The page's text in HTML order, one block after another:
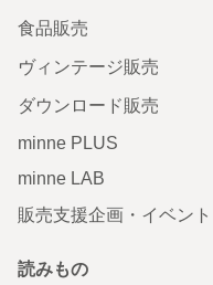
食品販売
ヴィンテージ販売
ダウンロード販売
minne PLUS
minne LAB
販売支援企画・イベント
読みもの